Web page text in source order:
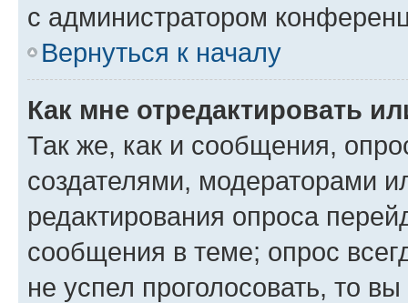
с администратором
Вернуться к началу
Как мне отредактировать
Так же, как и сообщения,
создателями, модераторами
редактирования опроса
сообщения в теме; опрос
не успел проголосовать, то